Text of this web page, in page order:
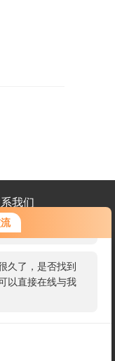
询，很高兴为您
询什么问题呢？
久了，是否找到
以直接在线与我
我们